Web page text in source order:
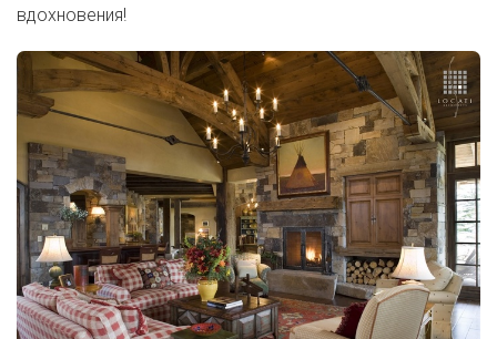
вдохновения!